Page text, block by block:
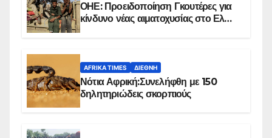
ΟΗΕ: Προειδοποίηση Γκουτέρες για
κίνδυνο νέας αιματοχυσίας στο Ελ
AFRIKA TIMES ΔΙΕΘΝΉ
Νότια Αφρική:Συνελήφθη με 150
δηλητηριώδεις σκορπιούς